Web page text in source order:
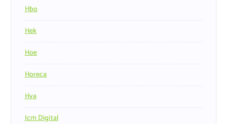
Hbo
Hek
Hoe
Horeca
Hva
Icm Digital